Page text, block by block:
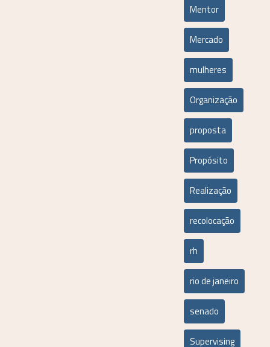
Mentor
Mercado
mulheres
Organização
proposta
Propósito
Realização
recolocação
rh
rio de janeiro
senado
Supervising